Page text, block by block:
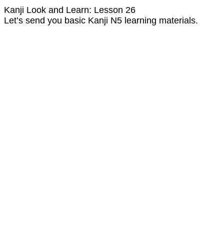
Kanji Look and Learn: Lesson 26
Let’s send you basic Kanji N5 learning materials.